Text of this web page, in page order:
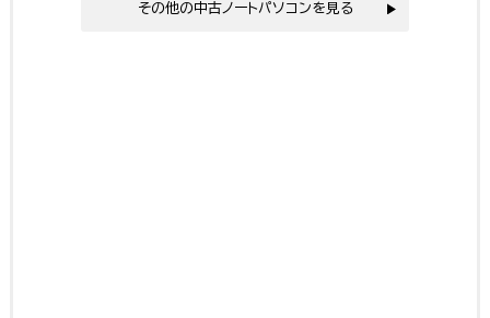
その他の中古ノートパソコンを見る